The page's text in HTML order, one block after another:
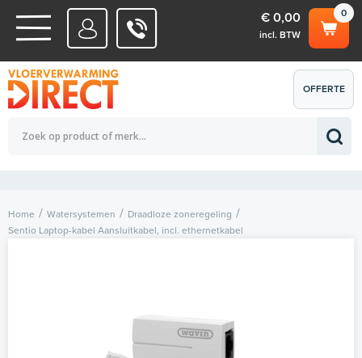
WATERSYSTEMEN
ELEKTRISCHE SYSTEMEN
0
€ 0,00
incl. BTW
Totaalbedrag (incl. BTW) € 0,00
OFFERTE
AANVRAGEN
Home Watersystemen
Draadloze zoneregeling
Sentio Laptop-kabel Aansluitkabel, incl. ethernetkabel